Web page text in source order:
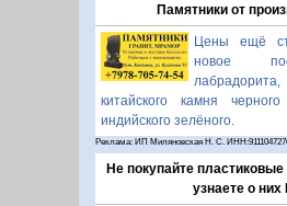
Памятники от
Цены ещё
новое
китайского камня
индийского зелёного.
Реклама: ИП Миляновская Н. С.
Не покупайте
узнаете о